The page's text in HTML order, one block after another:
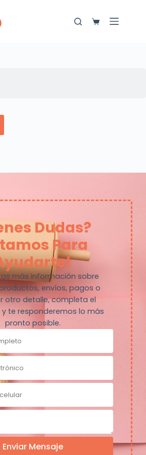
Dudas?
Para
más información sobre
envíos, pagos o
otro detalle, completa el
te responderemos lo más
pronto posible.
Enviar Mensaje